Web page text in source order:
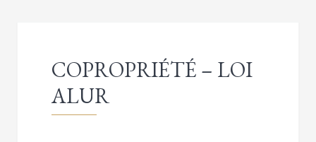
COPROPRIÉTÉ – LOI
ALUR